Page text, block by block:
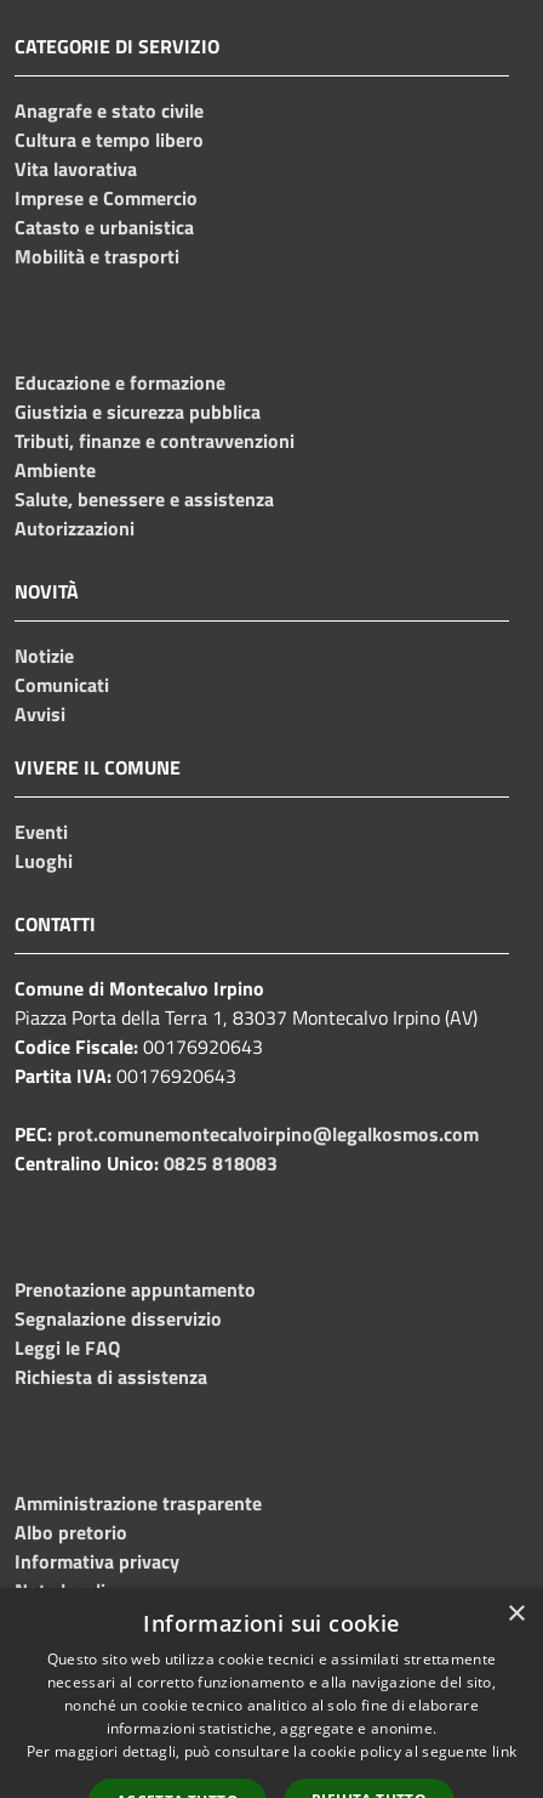
CATEGORIE DI SERVIZIO
Anagrafe e stato civile
Cultura e tempo libero
Vita lavorativa
Imprese e Commercio
Catasto e urbanistica
Mobilità e trasporti
Educazione e formazione
Giustizia e sicurezza pubblica
Tributi, finanze e contravvenzioni
Ambiente
Salute, benessere e assistenza
Autorizzazioni
NOVITÀ
Notizie
Comunicati
Avvisi
VIVERE IL COMUNE
Eventi
Luoghi
CONTATTI
Comune di Montecalvo Irpino
Piazza Porta della Terra 1, 83037 Montecalvo Irpino (AV)
Codice Fiscale:00176920643
Partita IVA:00176920643
PEC: prot.comunemontecalvoirpino@legalkosmos.com
Centralino Unico:0825 818083
Prenotazione appuntamento
Segnalazione disservizio
Leggi le FAQ
Richiesta di assistenza
Amministrazione trasparente
Albo pretorio
Informativa privacy
Note legali
Dichiarazione di accessibilità
Accessibilità
Copyright © 2024 •
Comune di Montecalvo
×
Informazioni sui cookie
Questo sito web utilizza cookie tecnici e assimilati strettamente
necessari al corretto funzionamento e alla navigazione del sito,
nonché un cookie tecnico analitico al solo fine di elaborare
informazioni statistiche, aggregate e anonime.
Per maggiori dettagli, può consultare la cookie policy al seguente link